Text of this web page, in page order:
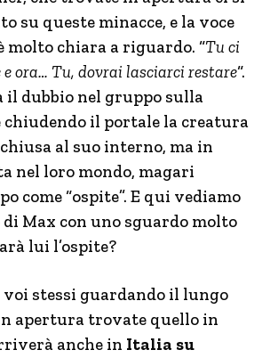
su queste minacce, e la voce
molto chiara a riguardo. “Tu ci
ora… Tu, dovrai lasciarci restare“.
il dubbio nel gruppo sulla
chiudendo il portale la creatura
al suo interno, ma in
nel loro mondo, magari
come “ospite”. E qui vediamo
Max con uno sguardo molto
lui l’ospite?
voi stessi guardando il lungo
apertura trovate quello in
anche in Italia su